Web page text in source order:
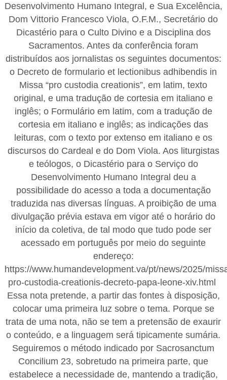
Desenvolvimento Humano Integral, e Sua Excelência,
Dom Vittorio Francesco Viola, O.F.M., Secretário do
Dicastério para o Culto Divino e a Disciplina dos
Sacramentos. Antes da conferência foram
distribuídos aos jornalistas os seguintes documentos:
o Decreto de formulario et lectionibus adhibendis in
Missa “pro custodia creationis”, em latim, texto
original, e uma tradução de cortesia em italiano e
inglês; o Formulário em latim, com a tradução de
cortesia em italiano e inglês; as indicações das
leituras, com o texto por extenso em italiano e os
discursos do Cardeal e do Dom Viola. Aos liturgistas
e teólogos, o Dicastério para o Serviço do
Desenvolvimento Humano Integral deu a
possibilidade do acesso a toda a documentação
traduzida nas diversas línguas. A proibição de uma
divulgação prévia estava em vigor até o horário do
início da coletiva, de tal modo que tudo pode ser
acessado em português por meio do seguinte
endereço:
https://www.humandevelopment.va/pt/news/2025/
pro-custodia-creationis-decreto-papa-leone-xiv.html
Essa nota pretende, a partir das fontes à disposição,
colocar uma primeira luz sobre o tema. Porque se
trata de uma nota, não se tem a pretensão de exaurir
o conteúdo, e a linguagem será tipicamente sumária.
Seguiremos o método indicado por Sacrosanctum
Concilium 23, sobretudo na primeira parte, que
estabelece a necessidade de, mantendo a tradição,